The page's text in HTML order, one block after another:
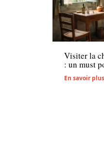
Actu
Visiter la
: un must
En savoir plus